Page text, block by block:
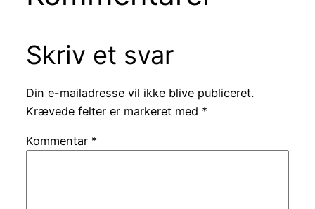
Skriv et svar
Din e-mailadresse vil ikke blive publiceret.
Krævede felter er markeret med *
Kommentar *